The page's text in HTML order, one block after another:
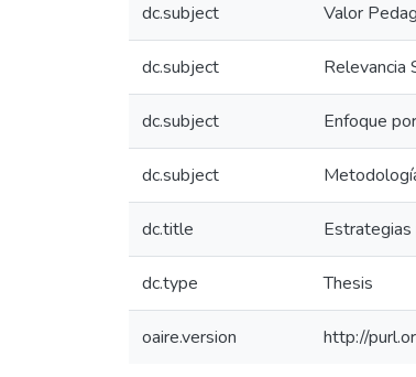
dc.subject Valor
dc.subject Relevancia
dc.subject Enfoque
dc.subject
dc.title Estrategias
dc.type Thesis
oaire.version http://